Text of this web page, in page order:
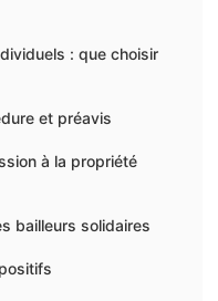
: que choisir
et préavis
à la propriété
bailleurs solidaires